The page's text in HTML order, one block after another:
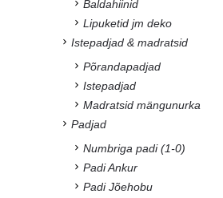
Baldahiinid
Lipuketid jm deko
Istepadjad & madratsid
Põrandapadjad
Istepadjad
Madratsid mängunurka
Padjad
Numbriga padi (1-0)
Padi Ankur
Padi Jõehobu